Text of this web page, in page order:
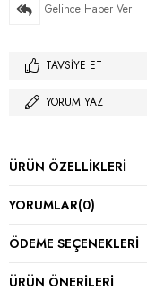
Gelince Haber Ver
TAVSIYE ET
YORUM YAZ
ÜRÜN ÖZELLIKLERI
YORUMLAR(0)
ÖDEME SEÇENEKLERI
ÜRÜN ÖNERILERI